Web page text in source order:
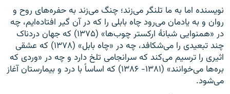
نویسنده اما به ما تلنگر می‌زند؛ چنگ می‌زند به حفره‌های روح و
روان و به یادمان می‌رود چاه بابلی را که در آن گیر افتاده‌ایم، چه
در «همنوایی شبانهٔ ارکستر چوب‌ها» (۱۳۷۵) که جهان دردناک
چند تبعیدی را می‌شکافد، چه در «چاه بابل» (۱۳۷۸) که عشقی
اثیری را ترسیم می‌کند که سرانجامی تلخ دارد و چه در «وردی که
بره‌ها می‌خوانند» (۱۳۸۱- ۱۳۸۶) که اساساً با درد و بیمارستان آغاز
می‌شود.